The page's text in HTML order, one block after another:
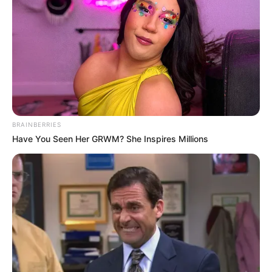
BRAINBERRIES
Have You Seen Her GRWM? She Inspires Millions